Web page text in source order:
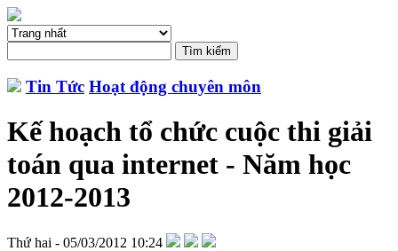
Tin Tức Hoạt động chuyên môn
Kế hoạch tổ chức cuộc thi giải
toán qua internet - Năm học
2012-2013
Thứ hai - 05/03/2012 10:24